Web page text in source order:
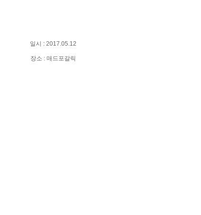
일시 : 2017.05.12
장소 : 매드포갈릭